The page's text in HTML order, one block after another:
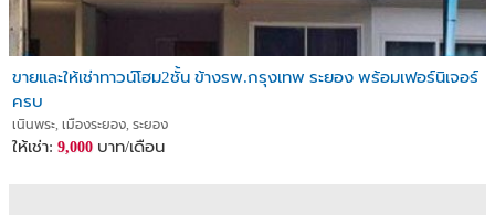
ขายและให้เช่าทาวน์โฮม2ชั้น ข้างรพ.กรุงเทพ ระยอง พร้อมเฟอร์นิเจอร์
ครบ
เนินพระ, เมืองระยอง, ระยอง
ให้เช่า: 9,000 บาท/เดือน